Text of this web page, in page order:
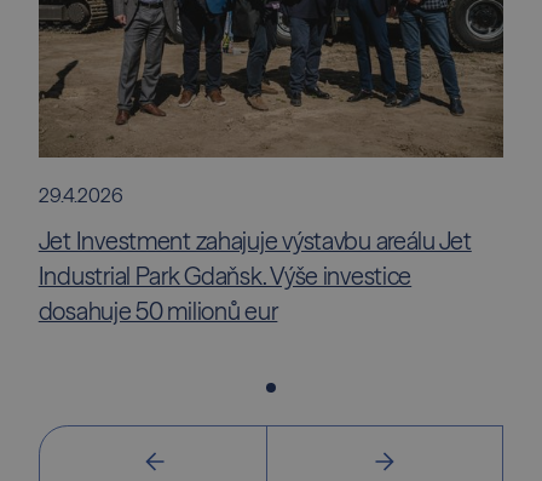
29.4.2026
Jet Investment zahajuje výstavbu areálu Jet
Industrial Park Gdaňsk. Výše investice
dosahuje 50 milionů eur